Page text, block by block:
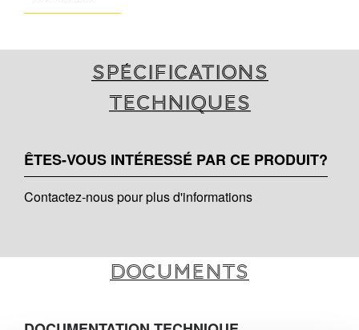
Spécifications
techniques
ÊTES-VOUS INTÉRESSÉ PAR CE PRODUIT?
Contactez-nous pour plus d'informations
Documents